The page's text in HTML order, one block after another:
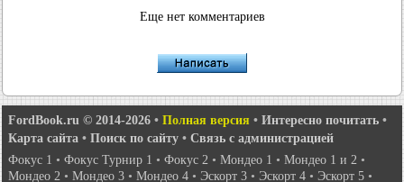
Еще нет комментариев
FordBook.ru © 2014-2026 • Полная версия • Интересно почитать •
Карта сайта • Поиск по сайту • Связь с администрацией
Фокус 1 • Фокус Турнир 1 • Фокус 2 • Мондео 1 • Мондео 1 и 2 •
Мондео 2 • Мондео 3 • Мондео 4 • Эскорт 3 • Эскорт 4 • Эскорт 5 •